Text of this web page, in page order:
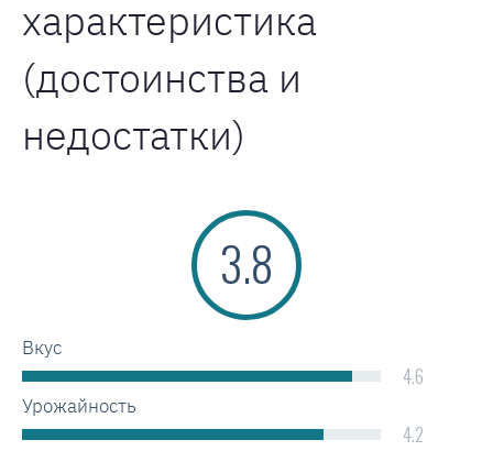
характеристика
(достоинства и
недостатки)
3.8
Вкус
4.6
Урожайность
4.2